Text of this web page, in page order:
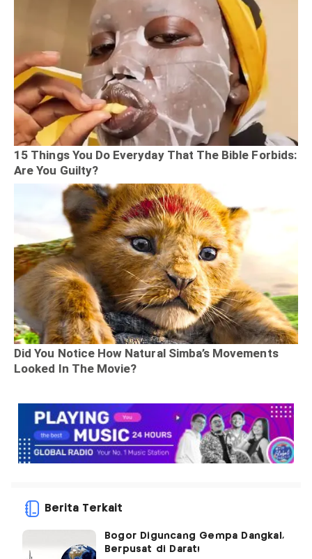
Berita Terkait
Bogor Diguncang Gempa Dangkal,
Berpusat di Darat!